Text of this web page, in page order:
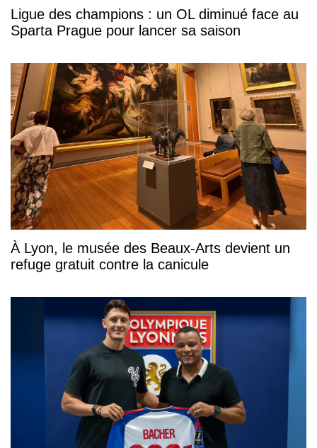
Ligue des champions : un OL diminué face au
Sparta Prague pour lancer sa saison
À Lyon, le musée des Beaux-Arts devient un
refuge gratuit contre la canicule